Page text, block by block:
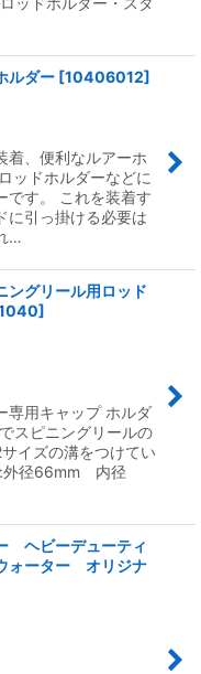
ルダー [10406012]
着、便利なルアーホ
ッドホルダーなどに
です。 これを装着す
に引っ掛ける必要は
…
グリール用ロッド
]
専用キャップ ホルダ
スピニングリールの
イズの溝をつけてい
径66mm 内径
ヘビーデューティ
ォーター オリジナ